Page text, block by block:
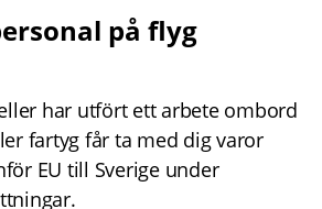
på flyg
har utfört ett arbete ombord
fartyg får ta med dig varor
EU till Sverige under